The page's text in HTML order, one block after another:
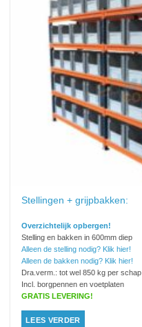
Stellingen + grijpbakken:
Overzichtelijk opbergen!
Stelling en bakken in 600mm diep
Alleen de stelling nodig? Klik hier!
Alleen de bakken nodig? Klik hier!
Dra.verm.: tot wel 850 kg per schap
Incl. borgpennen en voetplaten
GRATIS LEVERING!
LEES VERDER